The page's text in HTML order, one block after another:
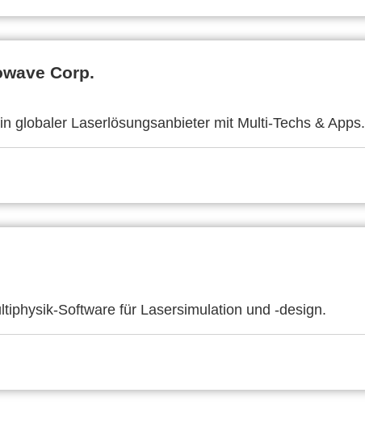
Corp.
globaler Laserlösungsanbieter mit Multi-Techs & Apps.
Software für Lasersimulation und -design.